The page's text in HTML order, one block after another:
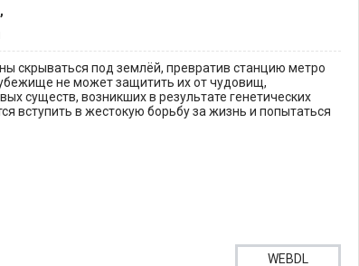
,
скрываться под землёй, превратив станцию метро
не может защитить их от чудовищ,
существ, возникших в результате генетических
вступить в жестокую борьбу за жизнь и попытаться
WEBDL